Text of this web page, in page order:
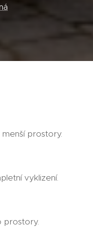
prostory.
vyklizení.
prostory.